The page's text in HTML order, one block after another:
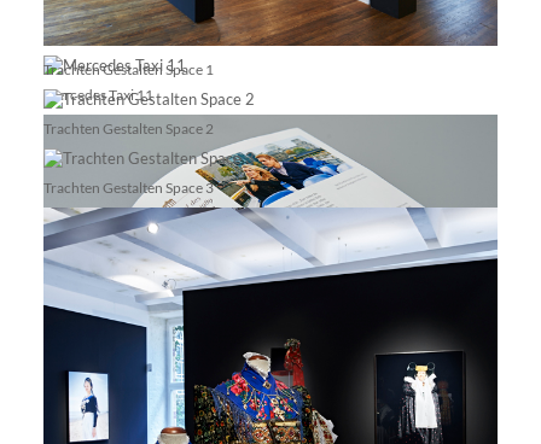
Mercedes Taxi 10
Mercedes Taxi 11
Mercedes Taxi 12
Trachten Gestalten Space 1
Trachten Gestalten Space 2
Trachten Gestalten Space 3